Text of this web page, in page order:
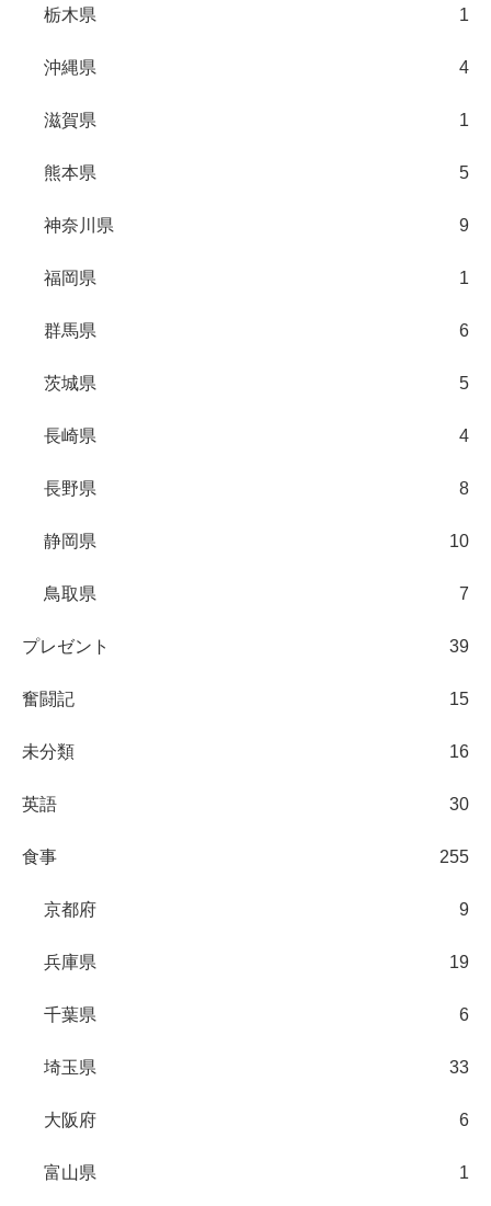
栃木県 1
沖縄県 4
滋賀県 1
熊本県 5
神奈川県 9
福岡県 1
群馬県 6
茨城県 5
長崎県 4
長野県 8
静岡県 10
鳥取県 7
プレゼント 39
奮闘記 15
未分類 16
英語 30
食事 255
京都府 9
兵庫県 19
千葉県 6
埼玉県 33
大阪府 6
富山県 1